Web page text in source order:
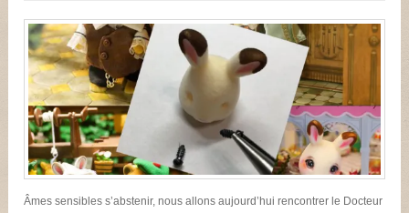
Âmes sensibles s’abstenir, nous allons aujourd’hui rencontrer le Docteur